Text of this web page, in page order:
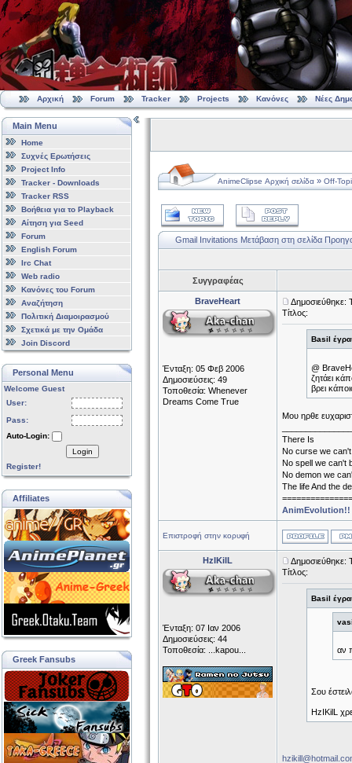
Αρχική Forum Tracker Projects Κανόνες Νέες
Main Menu
Home
Συχνές Ερωτήσεις
Project Info
Tracker - Downloads
Tracker RSS
Βοήθεια για το Playback
Αίτηση για Seed
Forum
English Forum
Irc Chat
Web radio
Κανόνες του Forum
Αναζήτηση
Πολιτική Διαμοιρασμού
Σχετικά με την Ομάδα
Join Discord
Personal Menu
Welcome Guest
User:
Pass:
Auto-Login:
Login
Register!
Affiliates
Greek Fansubs
AnimeClipse Αρχική σελίδα » Off-
Gmail Invitations Μετάβαση στη σελίδα
Συγγραφέας
BraveHeart
Ένταξη: 05 Φεβ 2006
Δημοσιεύσεις: 49
Τοποθεσία: Whenever
Dreams Come True
Δημοσιεύθηκε:
Τίτλος:
Basil
@
ζητάει
βρει
Μου ηρθε
There Is
No curse we
No spell we can't
No demon we
The life And the
AnimEvolution!!
Επιστροφή στην κορυφή
HzIKilL
Ένταξη: 07 Ιαν 2006
Δημοσιεύσεις: 44
Τοποθεσία: ...kapou...
Δημοσιεύθηκε:
Τίτλος:
Basil
αν
Σου
HzIKilL